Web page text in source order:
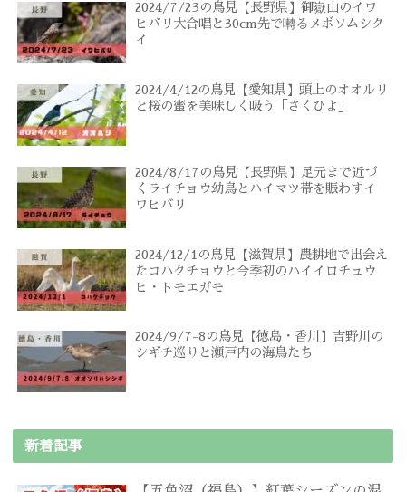
2024/7/23の鳥見【長野県】御嶽山のイワ
ヒバリ大合唱と30cm先で囀るメボソムシク
イ
2024/4/12の鳥見【愛知県】頭上のオオルリ
と桜の蜜を美味しく吸う「さくひよ」
2024/8/17の鳥見【長野県】足元まで近づ
くライチョウ幼鳥とハイマツ帯を賑わすイ
ワヒバリ
2024/12/1の鳥見【滋賀県】農耕地で出会え
たコハクチョウと今季初のハイイロチュウ
ヒ・トモエガモ
2024/9/7-8の鳥見【徳島・香川】吉野川の
シギチ巡りと瀬戸内の海鳥たち
新着記事